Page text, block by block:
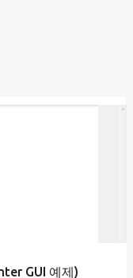
GUI 예제)